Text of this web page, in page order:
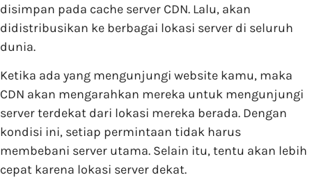
disimpan pada cache server CDN. Lalu, akan
didistribusikan ke berbagai lokasi server di seluruh
dunia.
Ketika ada yang mengunjungi website kamu, maka
CDN akan mengarahkan mereka untuk mengunjungi
server terdekat dari lokasi mereka berada. Dengan
kondisi ini, setiap permintaan tidak harus
membebani server utama. Selain itu, tentu akan lebih
cepat karena lokasi server dekat.